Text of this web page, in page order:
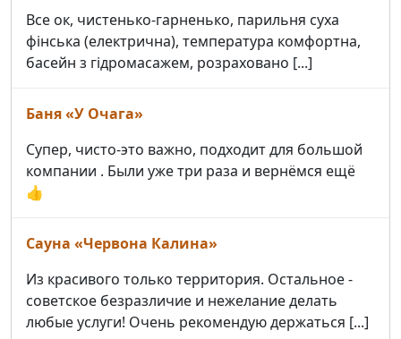
Все ок, чистенько-гарненько, парильня суха
фінська (електрична), температура комфортна,
басейн з гідромасажем, розраховано [...]
Баня «У Очага»
Супер, чисто-это важно, подходит для большой
компании . Были уже три раза и вернёмся ещё
👍
Сауна «Червона Калина»
Из красивого только территория. Остальное -
советское безразличие и нежелание делать
любые услуги! Очень рекомендую держаться [...]